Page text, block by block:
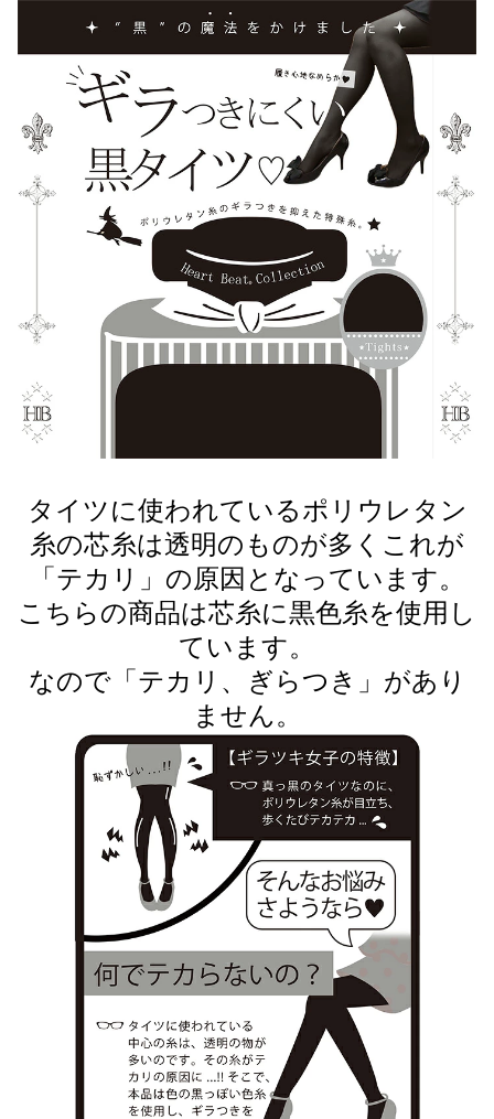
タイツに使われているポリウレタン
糸の芯糸は透明のものが多くこれが
「テカリ」の原因となっています。
こちらの商品は芯糸に黒色糸を使用し
ています。
なので「テカリ、ぎらつき」があり
ません。